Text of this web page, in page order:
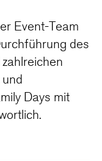
Event-Team
des
Days mit